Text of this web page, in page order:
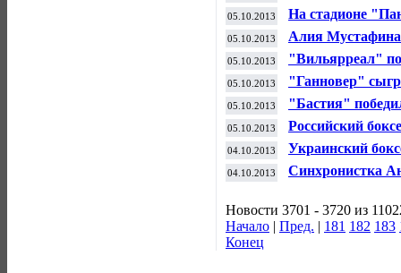
05.10.2013
На стадионе
олимпийского
05.10.2013
Алия Мустафина
многоборье на
05.10.2013
"Вильярреал"
по футболу
05.10.2013
"Ганновер"
чемпионата
05.10.2013
"Бастия"
Франции по
05.10.2013
Российский
украинцем
04.10.2013
Украинский
тяжелее
04.10.2013
Синхронистка
Новости 3701 - 3720 из
Начало | Пред. | 181 182 183
Конец